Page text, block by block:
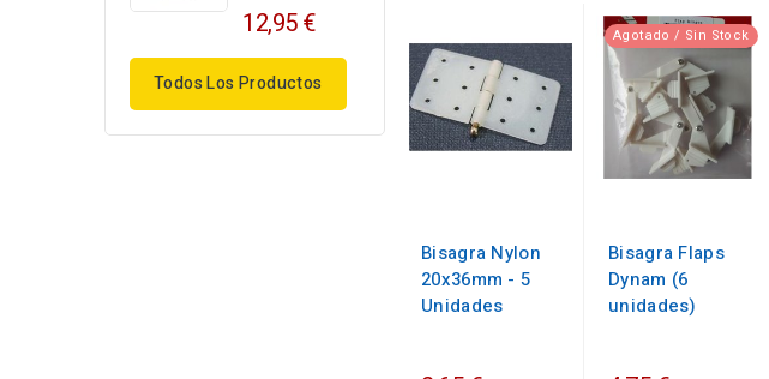
12,95 €
Todos Los Productos
Bisagra Nylon
20x36mm - 5
Unidades
Agotado / Sin Stock
Bisagra Flaps
Dynam (6
unidades)